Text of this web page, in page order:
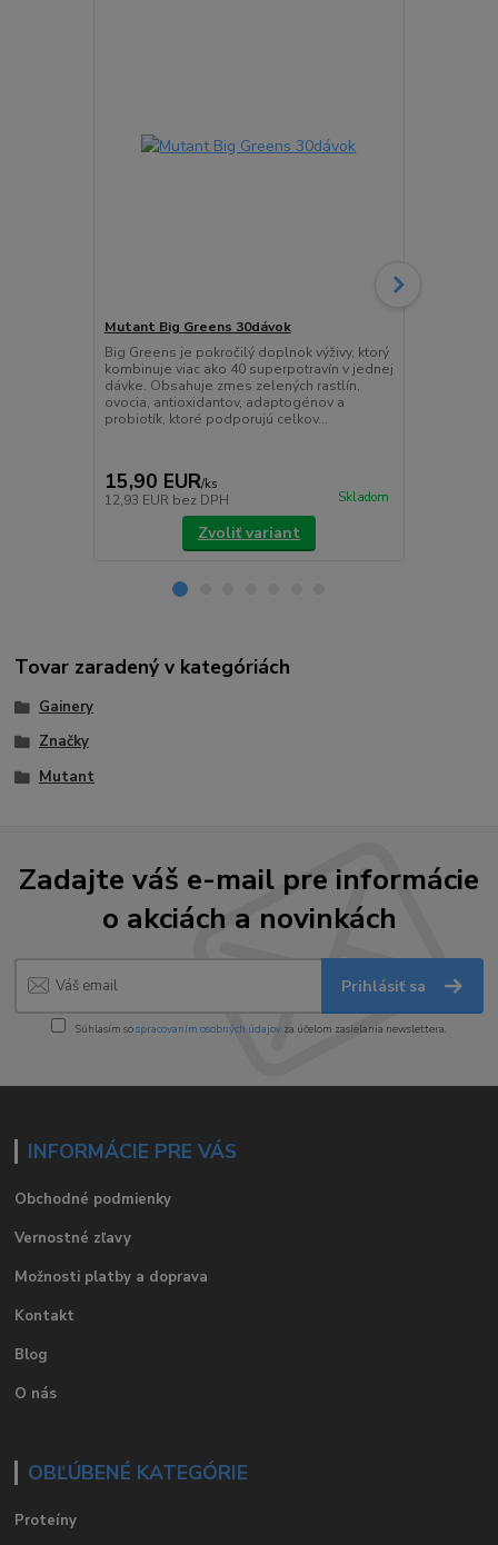
Mutant Big Greens 30dávok
Big Greens je pokročilý doplnok výživy, ktorý
kombinuje viac ako 40 superpotravín v jednej
dávke. Obsahuje zmes zelených rastlín,
ovocia, antioxidantov, adaptogénov a
probiotík, ktoré podporujú celkov...
15,90 EUR/ks
12,93 EUR bez DPH Skladom
Zvoliť variant
Tovar zaradený v kategóriách
Gainery
Značky
Mutant
Zadajte váš e-mail pre informácie
o akciách a novinkách
Prihlásiť sa
Súhlasím sospracovaním osobných údajov za účelom zasielania newslettera.
INFORMÁCIE PRE VÁS
Obchodné podmienky
Vernostné zľavy
Možnosti platby a doprava
Kontakt
Blog
O nás
OBĽÚBENÉ KATEGÓRIE
Proteíny